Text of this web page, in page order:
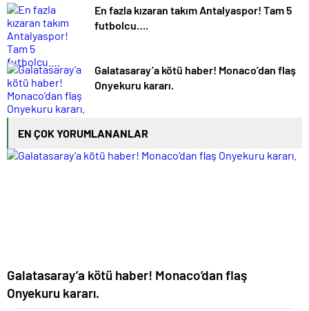
En fazla kızaran takım Antalyaspor! Tam 5
futbolcu….
Galatasaray’a kötü haber! Monaco’dan flaş
Onyekuru kararı.
EN ÇOK YORUMLANANLAR
Galatasaray’a kötü haber! Monaco’dan flaş
Onyekuru kararı.